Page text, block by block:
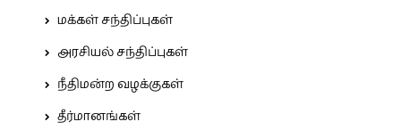
மக்கள் சந்திப்புகள்
அரசியல் சந்திப்புகள்
நீதிமன்ற வழக்குகள்
தீர்மானங்கள்